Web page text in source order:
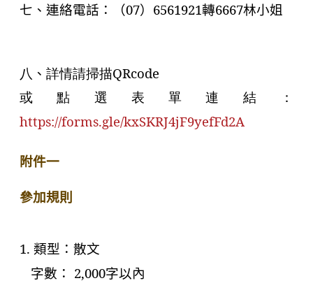
七、連絡電話：（07） 6561921轉6667林小姐
八 、 詳情請掃描QRcode
或點選表單連結：
https://forms.gle/kxSKRJ4jF9yefFd2A
附件一
參加規則
1. 類型：散文
字數： 2,000字以內